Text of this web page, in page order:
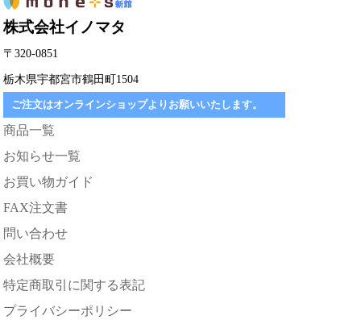
株式会社イノマタ
〒320-0851
栃木県宇都宮市鶴田町1504
ご注文はオンラインショップよりお願いいたします。
商品一覧
お知らせ一覧
お買い物ガイド
FAX注文書
問い合わせ
会社概要
特定商取引に関する表記
プライバシーポリシー